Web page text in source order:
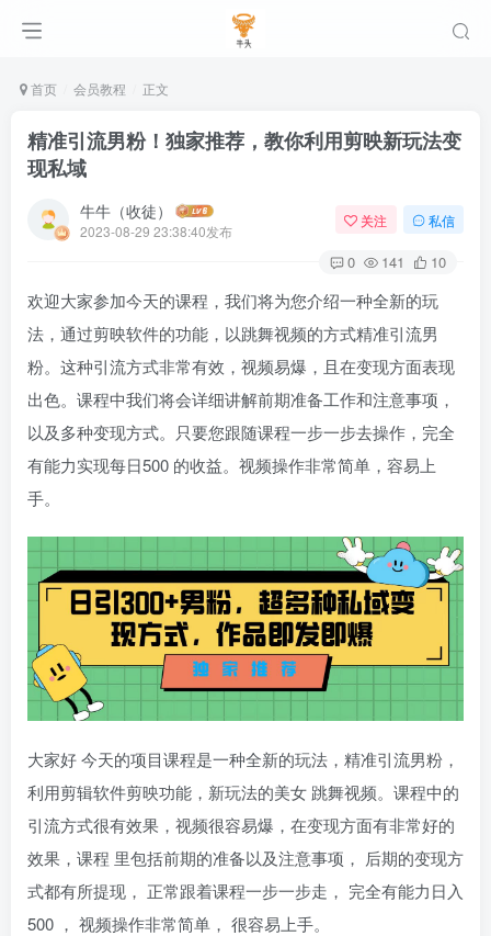
首页 会员教程 正文
精准引流男粉！独家推荐，教你利用剪映新玩法变
现私域
牛牛（收徒）
2023-08-29 23:38:40发布
关注 私信
0 141 10
欢迎大家参加今天的课程，我们将为您介绍一种全新的玩
法，通过剪映软件的功能，以跳舞视频的方式精准引流男
粉。这种引流方式非常有效，视频易爆，且在变现方面表现
出色。课程中我们将会详细讲解前期准备工作和注意事项，
以及多种变现方式。只要您跟随课程一步一步去操作，完全
有能力实现每日500 的收益。视频操作非常简单，容易上
手。
大家好 今天的项目课程是一种全新的玩法，精准引流男粉，
利用剪辑软件剪映功能，新玩法的美女 跳舞视频。课程中的
引流方式很有效果，视频很容易爆，在变现方面有非常好的
效果，课程 里包括前期的准备以及注意事项， 后期的变现方
式都有所提现， 正常跟着课程一步一步走， 完全有能力日入
500 ， 视频操作非常简单， 很容易上手。